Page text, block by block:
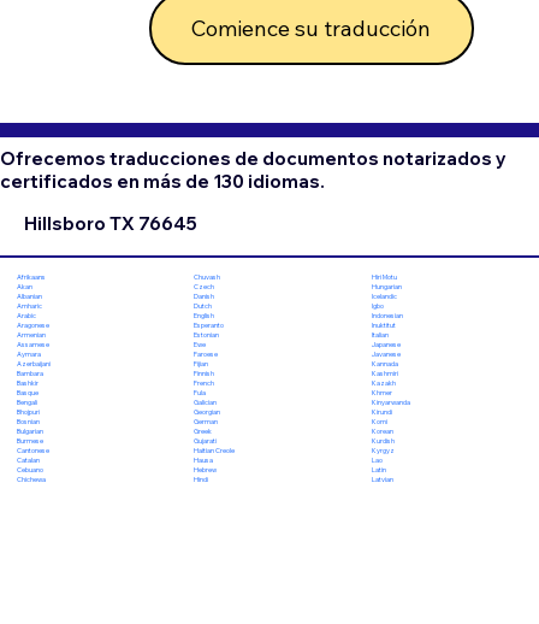
Comience su traducción
Ofrecemos traducciones de documentos notarizados y
certificados en más de 130 idiomas.
Hillsboro TX 76645
Afrikaans
Akan
Albanian
Amharic
Arabic
Aragonese
Armenian
Assamese
Aymara
Azerbaijani
Bambara
Bashkir
Basque
Bengali
Bhojpuri
Bosnian
Bulgarian
Burmese
Cantonese
Catalan
Cebuano
Chichewa
Chuvash
Czech
Danish
Dutch
English
Esperanto
Estonian
Ewe
Faroese
Fijian
Finnish
French
Fula
Galician
Georgian
German
Greek
Gujarati
Haitian Creole
Hausa
Hebrew
Hindi
Hiri Motu
Hungarian
Icelandic
Igbo
Indonesian
Inuktitut
Italian
Japanese
Javanese
Kannada
Kashmiri
Kazakh
Khmer
Kinyarwanda
Kirundi
Komi
Korean
Kurdish
Kyrgyz
Lao
Latin
Latvian